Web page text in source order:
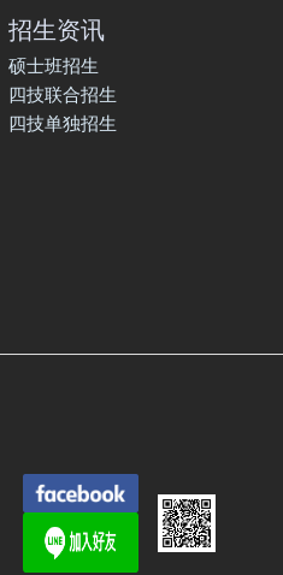
招生资讯
硕士班招生
四技联合招生
四技单独招生